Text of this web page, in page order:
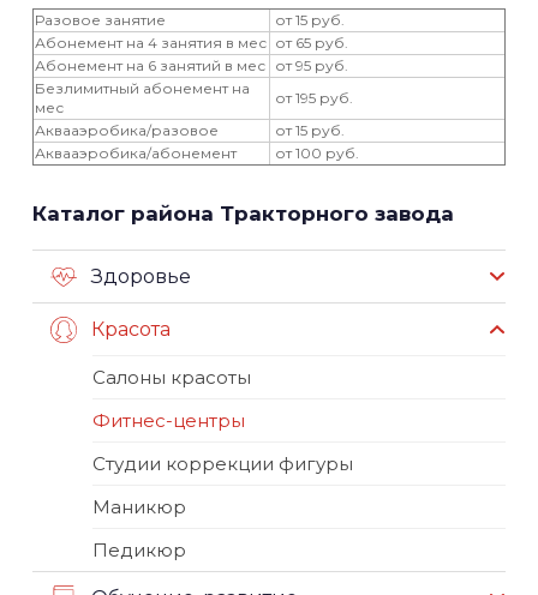
Разовое занятие
от 15 руб.
Абонемент на 4 занятия в мес от 65 руб.
Абонемент на 6 занятий в мес от 95 руб.
Безлимитный абонемент на
мес
от 195 руб.
Аквааэробика/разовое
от 15 руб.
Аквааэробика/абонемент
от 100 руб.
Каталог района Тракторного завода
Здоровье
Красота
Салоны красоты
Фитнес-центры
Студии коррекции фигуры
Маникюр
Педикюр